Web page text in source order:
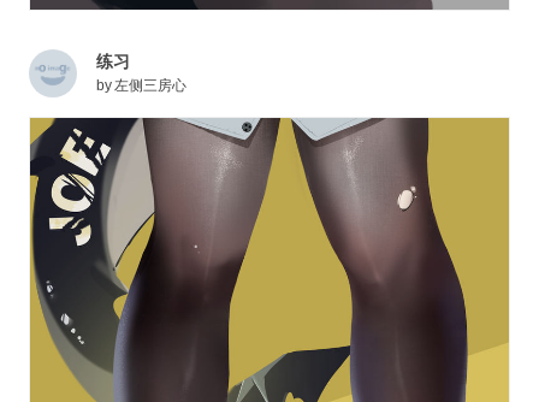
练习
by 左侧三房心